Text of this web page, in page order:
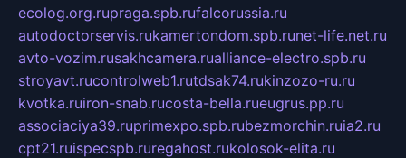
ecolog.org.rupraga.spb.rufalcorussia.ru
autodoctorservis.rukamertondom.spb.runet-life.net.ru
avto-vozim.rusakhcamera.rualliance-electro.spb.ru
stroyavt.rucontrolweb1.rutdsak74.rukinzozo-ru.ru
kvotka.ruiron-snab.rucosta-bella.rueugrus.pp.ru
associaciya39.ruprimexpo.spb.rubezmorchin.ruia2.ru
cpt21.ruispecspb.ruregahost.rukolosok-elita.ru